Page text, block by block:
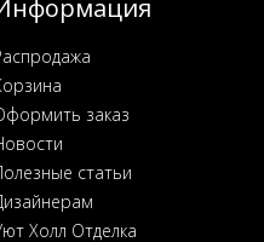
заказ
статьи
Холл Отделка